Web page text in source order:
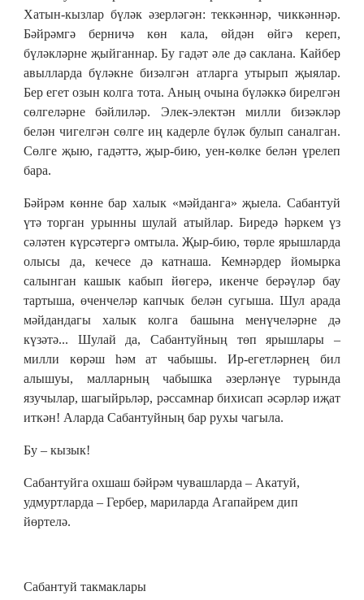
Хатын-кызлар бүләк әзерләгән: теккәннәр, чиккәннәр.
Бәйрәмгә берничә көн кала, өйдән өйгә кереп,
бүләкләрне җыйганнар. Бу гадәт әле дә саклана. Кайбер
авылларда бүләкне бизәлгән атларга утырып җыялар.
Бер егет озын колга тота. Аның очына бүләккә бирелгән
сөлгеләрне бәйлиләр. Элек-электән милли бизәкләр
белән чигелгән сөлге иң кадерле бүләк булып саналган.
Сөлге җыю, гадәттә, җыр-бию, уен-көлке белән үрелеп
бара.
Бәйрәм көнне бар халык «мәйданга» җыела. Сабантуй
үтә торган урынны шулай атыйлар. Биредә һәркем үз
сәләтен күрсәтергә омтыла. Җыр-бию, төрле ярышларда
олысы да, кечесе дә катнаша. Кемнәрдер йомырка
салынган кашык кабып йөгерә, икенче берәүләр бау
тартыша, өченчеләр капчык белән сугыша. Шул арада
мәйдандагы халык колга башына менүчеләрне дә
күзәтә... Шулай да, Сабантуйның төп ярышлары –
милли көрәш һәм ат чабышы. Ир-егетләрнең бил
алышуы, малларның чабышка әзерләнүе турында
язучылар, шагыйрьләр, рәссамнар бихисап әсәрләр иҗат
иткән! Аларда Сабантуйның бар рухы чагыла.
Бу – кызык!
Сабантуйга охшаш бәйрәм чувашларда – Акатуй,
удмуртларда – Гербер, мариларда Агапайрем дип
йөртелә.
Сабантуй такмаклары